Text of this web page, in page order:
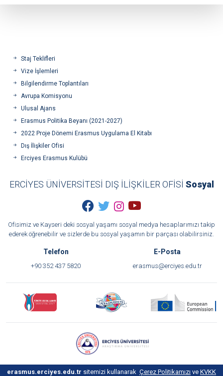
Staj Teklifleri
Vize İşlemleri
Bilgilendirme Toplantıları
Avrupa Komisyonu
Ulusal Ajans
Erasmus Politika Beyanı (2021-2027)
2022 Proje Dönemi Erasmus Uygulama El Kitabı
Dış İlişkiler Ofisi
Erciyes Erasmus Kulübü
ERCİYES ÜNİVERSİTESİ DIŞ İLİŞKİLER OFİSİ Sosyal
Ofisimiz ve Kayseri deki sosyal yaşamı sosyal medya hesaplarımızı takip
ederek öğrenebilir ve sizlerde bu sosyal yaşamın bir parçası olabilirsiniz.
Telefon
+90 352 437 5820
E-Posta
erasmus@erciyes.edu.tr
Web Tasarım Ajansı MEDYATÖR İNTERAKTİF
erasmus.erciyes.edu.tr sitemizi kullanarak Çerez Politikamızı ve KVKK